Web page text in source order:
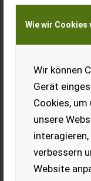
Wie wir Cookies
Wir können
Gerät
Cookies,
unsere
verbessern
Website
Meine
Transport
Sonstige
Blesoma
Vollautomat von
auf Rollen lieferbar
EUR 0